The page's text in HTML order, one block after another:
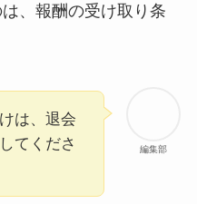
、報酬の受け取り条
編集部
は、退会
てくださ